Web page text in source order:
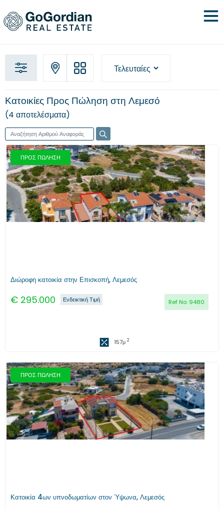
Κατοικίες Προς Πώληση στη Λεμεσό
4 αποτελέσματα
ΠΡΟΣ ΠΩΛΗΣΗ
Προηγούμενο Επόμενο
Διώροφη κατοικία στην Επισκοπή, Λεμεσός
€ 295.000 Ref No: 9480
Ενδεικτική Τιμή
157μ 2
ΠΡΟΣ ΠΩΛΗΣΗ
Προηγούμενο Επόμενο
Κατοικία 4ων υπνοδωματίων στον Ύψωνα, Λεμεσός